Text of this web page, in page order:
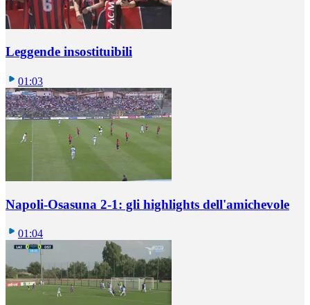
Leggende insostituibili
01:03
Napoli-Osasuna 2-1: gli highlights dell'amichevole
01:04